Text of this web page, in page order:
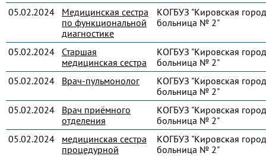
05.02.2024
Медицинская сестра
по функциональной
диагностике
КОГБУЗ "Кировская
больница № 2"
05.02.2024
Старшая
медицинская сестра
КОГБУЗ "Кировская
больница № 2"
05.02.2024
Врач-пульмонолог
КОГБУЗ "Кировская
больница № 2"
05.02.2024
Врач приёмного
отделения
КОГБУЗ "Кировская
больница № 2"
05.02.2024
медицинская сестра
процедурной
КОГБУЗ "Кировская
больница № 2"